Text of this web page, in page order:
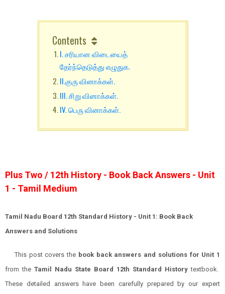
Contents
I. சரியான விடையைத்
தேர்ந்தெடுத்து எழுதுக.
II.குரு வினாக்கள்.
III. சிறு வினாக்கள்.
IV. பெரு வினாக்கள்.
Plus Two / 12th History - Book Back Answers - Unit
1 - Tamil Medium
Tamil Nadu Board 12th Standard History - Unit 1: Book Back
Answers and Solutions
This post covers the book back answers and solutions for Unit 1
from the Tamil Nadu State Board 12th Standard Historytextbook.
These detailed answers have been carefully prepared by our expert